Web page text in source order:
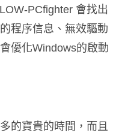
PCfighter 會找出
程序信息、無效驅動
優化Windows的啟動
的寶貴的時間，而且